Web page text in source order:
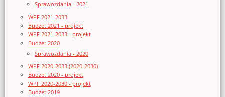
Sprawozdania - 2021
WPF 2021-2033
Budżet 2021 - projekt
WPF 2021-2033 - projekt
Budżet 2020
Sprawozdania - 2020
WPF 2020-2033 (2020-2030)
Budżet 2020 - projekt
WPF 2020-2030 - projekt
Budżet 2019